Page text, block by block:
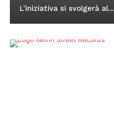
L’iniziativa si svolgerà al...